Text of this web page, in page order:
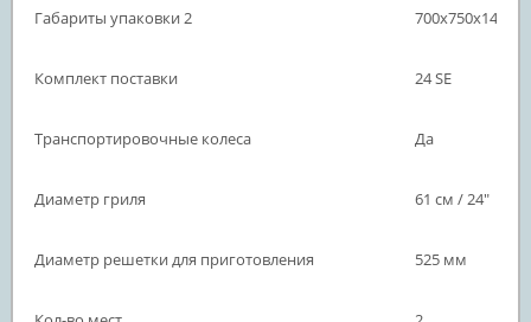
Габариты упаковки 2 700х750х140
Комплект поставки 24 SE
Транспортировочные колеса Да
Диаметр гриля 61 см / 24"
Диаметр решетки для приготовления 525 мм